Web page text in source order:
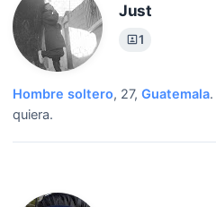
Just
1
Hombre soltero, 27, Guatemala.
quiera.